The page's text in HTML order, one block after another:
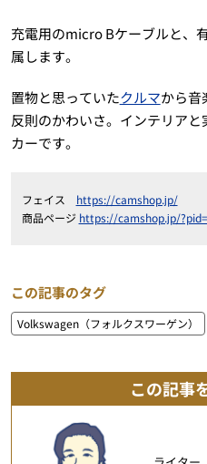
充電用のmicro Bケーブルと、
属します。
置物と思っていたクルマから音
反則のかわいさ。インテリア
カーです。
フェイス https://camshop.jp/
商品ページ https://camshop.jp/
この記事のタグ
Volkswagen（フォルクスワーゲン）
この記事